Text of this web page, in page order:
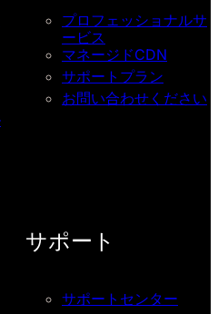
プロフェッショナルサ
ービス
マネージドCDN
サポートプラン
お問い合わせください
サポート
サポートセンター